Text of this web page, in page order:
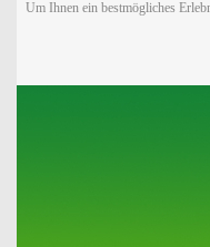
Um Ihnen ein bestmögliches